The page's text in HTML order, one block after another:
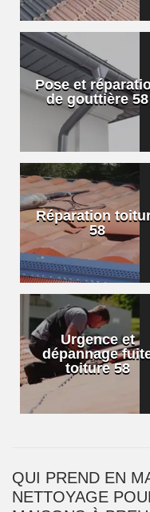
Pose et
de gouttière 58
Réparation
58
Urgence et
dépannage
toiture 58
QUI PREND EN
NETTOYAGE